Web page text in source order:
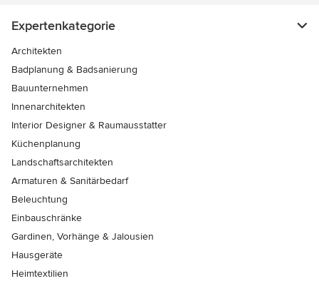
Expertenkategorie
Architekten
Badplanung & Badsanierung
Bauunternehmen
Innenarchitekten
Interior Designer & Raumausstatter
Küchenplanung
Landschaftsarchitekten
Armaturen & Sanitärbedarf
Beleuchtung
Einbauschränke
Gardinen, Vorhänge & Jalousien
Hausgeräte
Heimtextilien